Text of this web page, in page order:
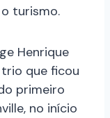
turismo.
Henrique
que ficou
primeiro
no início